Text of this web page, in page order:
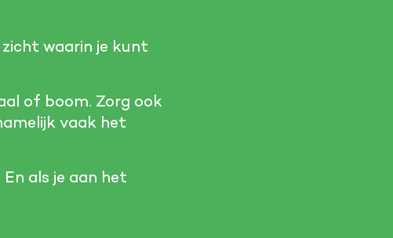
waarin je kunt
of boom. Zorg ook
vaak het
als je aan het